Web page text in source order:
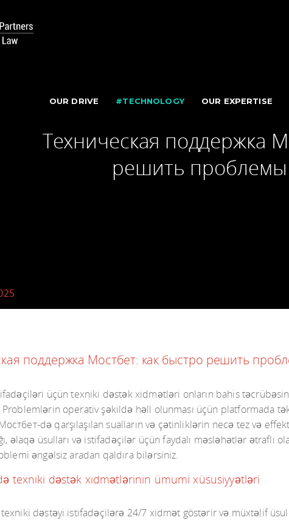
OUR DRIVE #TECHNOLOGY OUR EXPERTISE
Техническая поддержка
решить
поддержка Мостбет: как быстро решить
üçün texniki dəstək xidmətləri onların bahis
operativ şəkildə həll olunması üçün platformada
də qarşılaşılan sualların və çətinliklərin necə tez və
əlaqə üsulları və istifadəçilər üçün faydalı məsləhətlər ətraflı
əngəlsiz aradan qaldıra bilərsiniz.
texniki dəstək xidmətlərinin ümumi xüsusiyyətləri
dəstəyi istifadəçilərə 24/7 xidmət göstərir və müxtəlif